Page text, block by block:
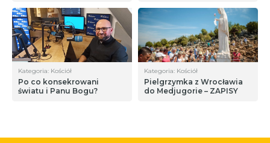
Kategoria: Kościół
Po co konsekrowani
światu i Panu Bogu?
Kategoria: Kościół
Pielgrzymka z Wrocławia
do Medjugorie – ZAPISY